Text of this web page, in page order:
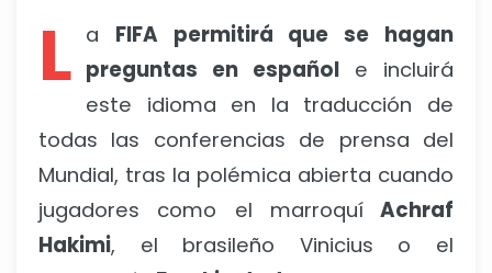
L a FIFA permitirá que se hagan
preguntas en español e incluirá
este idioma en la traducción de
todas las conferencias de prensa del
Mundial, tras la polémica abierta cuando
jugadores como el marroquíAchraf
Hakimi, el brasileño Vinicius o el